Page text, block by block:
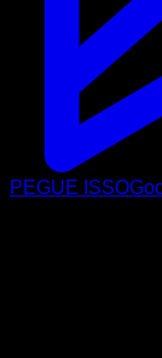
PEGUE ISSO